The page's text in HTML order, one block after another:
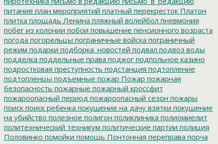
питание план мероприятий платный перекресток Платон
плитка площадь Ленина пляжный волейбол пневмония
побег из колонии побои повышение пенсионного возраста
погода погорельцы пограничные войска пограничный
режим подарки подборка_новостей подвал подвоз воды
подделка поддельные права поджог подпольное казино
подростковая преступность подстанция подтопление
подтопленцы подъемные пожар Пожар пожарная
безопасность пожарные пожарный кроссфит
пожароопасный период пожароопасный сезон пожары
поиск поиск ребенка покушение на дачу взятки покушение
на убийство полезное полигон поликлиника полиомиелит
политехнический техникум политические партии полиция
Половинко помойки помощь Понтонная переправа порча